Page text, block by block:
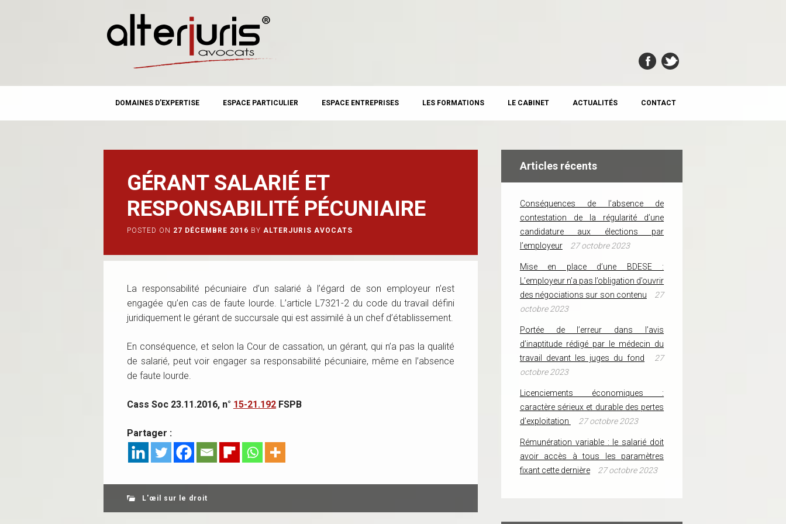
MAIN MENU
content
DOMAINES D’EXPERTISE ESPACE PARTICULIER ESPACE ENTREPRISES LES FORMATIONS LE CABINET ACTUALITÉS CONTACT
GÉRANT SALARIÉ ET
RESPONSABILITÉ PÉCUNIAIRE
POSTED ON 27 DÉCEMBRE 2016 BY ALTERJURIS AVOCATS
La responsabilité pécuniaire d’un salarié à l’égard de son employeur n’est
engagée qu’en cas de faute lourde. L’article L7321-2 du code du travail défini
juridiquement le gérant de succursale qui est assimilé à un chef d’établissement.
En conséquence, et selon la Cour de cassation, un gérant, qui n’a pas la qualité
de salarié, peut voir engager sa responsabilité pécuniaire, même en l’absence
de faute lourde.
Cass Soc 23.11.2016, n° 15-21.192FSPB
Partager :
L'œil sur le droit
Articles récents
Conséquences de l’absence de
contestation de la régularité d’une
candidature aux élections par
l’employeur
27 octobre 2023
Mise en place d’une BDESE :
L’employeur n’a pas l’obligation d’ouvrir
des négociations sur son contenu
27
octobre 2023
Portée de l’erreur dans l’avis
d’inaptitude rédigé par le médecin du
travail devant les juges du fond
27
octobre 2023
Licenciements économiques :
caractère sérieux et durable des pertes
d’exploitation
27 octobre 2023
Rémunération variable : le salarié doit
avoir accès à tous les paramètres
fixant cette dernière
27 octobre 2023